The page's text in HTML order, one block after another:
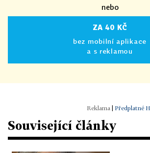
nebo
ZA 40 KČ
bez mobilní aplikace
a s reklamou
Předplatné
Související články